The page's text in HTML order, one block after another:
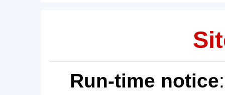
Run-time notice